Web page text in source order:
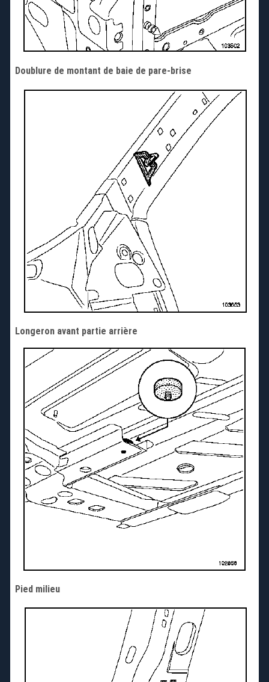
Doublure de montant de baie de pare-brise
Longeron avant partie arrière
Pied milieu